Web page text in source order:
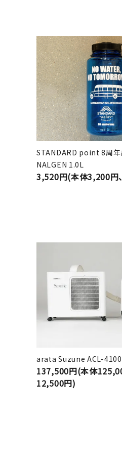
STANDARD point 8周年
NALGEN 1.0L
3,520円(本体3,200円
arata Suzune ACL-4100
137,500円(本体
12,500円)